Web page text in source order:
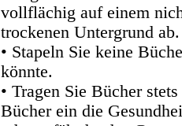
vollflächig auf einem
trockenen Untergrund ab.
• Stapeln Sie keine
könnte.
• Tragen Sie Bücher
Bücher ein die